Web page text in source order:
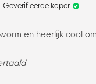
Geverifieerde koper
en heerlijk cool